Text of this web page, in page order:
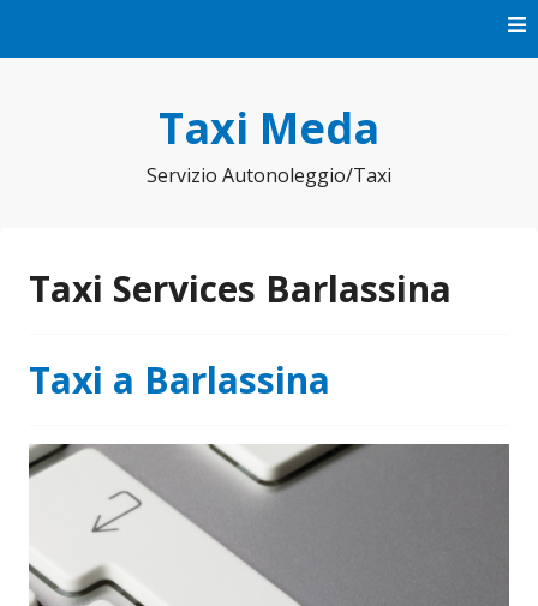
Taxi Meda
Servizio Autonoleggio/Taxi
Taxi Services Barlassina
Taxi a Barlassina